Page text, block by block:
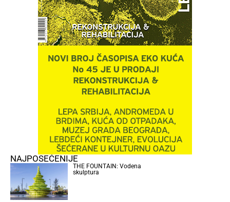
NAJPOSEĆENIJE
THE FOUNTAIN: Vodena
skulptura